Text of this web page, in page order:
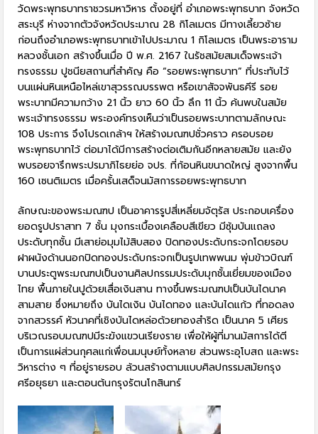
วัดพระพุทธบาทราชวรมหาวิหาร ตั้งอยู่ที่ อำเภอพระพุทธบาท จังหวัด
สระบุรี ห่างจากตัวจังหวัดประมาณ 28 กิโลเมตร มีทางเลี้ยวซ้าย
ก่อนถึงอำเภอพระพุทธบาทเข้าไปประมาณ 1 กิโลเมตร เป็นพระอาราม
หลวงชั้นเอก สร้างขึ้นเมื่อ ปี พ.ศ. 2167 ในรัชสมัยสมเด็จพระเจ้า
ทรงธรรม ปูชนียสถานที่สำคัญ คือ “รอยพระพุทธบาท” ที่ประทับไว้
บนแผ่นหินเหนือไหล่เขาสุวรรณบรรพต หรือเขาสัจจพันธคีรี รอย
พระบาทมีความกว้าง 21 นิ้ว ยาว 60 นิ้ว ลึก 11 นิ้ว ค้นพบในสมัย
พระเจ้าทรงธรรม พระองค์ทรงเห็นว่าเป็นรอยพระบาทตามลักษณะ
108 ประการ จึงโปรดเกล้าฯ ให้สร้างมณฑปชั่วคราว ครอบรอย
พระพุทธบาทไว้ ต่อมาได้มีการสร้างต่อเติมกันอีกหลายสมัย และยัง
พบรอยจารึกพระปรมาภิไธยย่อ จปร. ที่ก้อนหินขนาดใหญ่ สูงจากพื้น
160 เซนติเมตร เมื่อครั้นเสด็จนมัสการรอยพระพุทธบาท
ลักษณะของพระมณฑป เป็นอาคารรูปสี่เหลี่ยมจัตุรัส ประกอบเครื่อง
ยอดรูปปราสาท 7 ชั้น มุงกระเบื้องเคลือบสีเขียว มีซุ้มบันแถลง
ประดับทุกชั้น มีเสาย่อมุมไม้สิบสอง ปิดทองประดับกระจกโดยรอบ
ฝาผนังด้านนอกปิดทองประดับกระจกเป็นรูปเทพพนม พุ่มข้าวบิณฑ์
บานประตูพระมณฑปเป็นงานศิลปกรรมประดับมุกชั้นเยี่ยมของเมือง
ไทย พื้นภายในปูด้วยเสื่อเงินสาน ทางขึ้นพระมณฑปเป็นบันไดนาค
สามสาย ซึ่งหมายถึง บันไดเงิน บันไดทอง และบันไดแก้ว ที่ทอดลง
จากสวรรค์ หัวนาคที่เชิงบันไดหล่อด้วยทองสำริด เป็นนาค 5 เศียร
บริเวณรอบมณฑปมีระฆังแขวนเรียงราย เพื่อให้ผู้ที่มานมัสการได้ตี
เป็นการแผ่ส่วนกุศลแก่เพื่อนมนุษย์ทั้งหลาย ส่วนพระอุโบสถ และพระ
วิหารต่าง ๆ ที่อยู่รายรอบ ล้วนสร้างตามแบบศิลปกรรมสมัยกรุง
ศรีอยุธยา และตอนต้นกรุงรัตนโกสินทร์